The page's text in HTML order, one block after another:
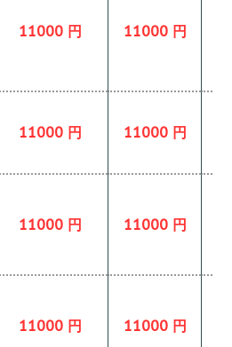
11000 円 11000 円
11000 円 11000 円
11000 円 11000 円
11000 円 11000 円